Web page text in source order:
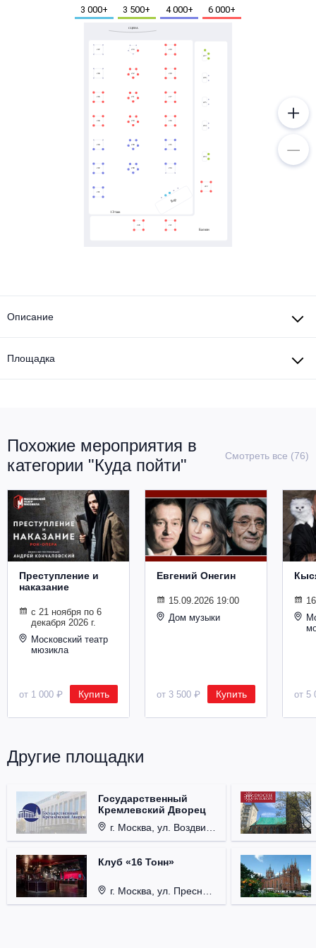
Описание
Площадка
Похожие мероприятия в
категории "Куда пойти"
Смотреть все (76)
Преступление и
наказание
с 21 ноября по 6
декабря 2026 г.
Московский театр
мюзикла
от 1 000 ₽ Купить
Евгений Онегин
15.09.2026 19:00
Дом музыки
от 3 500 ₽ Купить от 5
Другие площадки
Государственный
Кремлевский Дворец
г. Москва, ул. Воздвиженка, д. 1, Кремль.
Клуб «16 Тонн»
г. Москва, ул. Пресненский Вал, д. 6, стр. 1.